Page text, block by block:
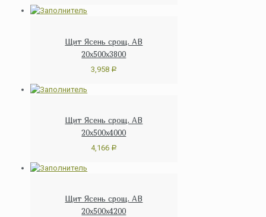
Щит Ясень срощ. АВ
20х500х3800
3,958 Р
Щит Ясень срощ. АВ
20х500х4000
4,166 Р
Щит Ясень срощ. АВ
20х500х4200